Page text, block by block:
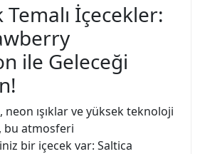
İçecekler:
ile Geleceği
neon ışıklar ve yüksek teknoloji
bu atmosferi
bir içecek var: Saltica